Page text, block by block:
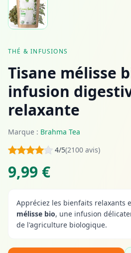
THÉ & INFUSIONS
Tisane mélisse
infusion
relaxante
Marque : Brahma Tea
4/5(2100 avis)
9,99 €
Appréciez les bienfaits relaxants
mélisse bio, une infusion
de l'agriculture biologique.